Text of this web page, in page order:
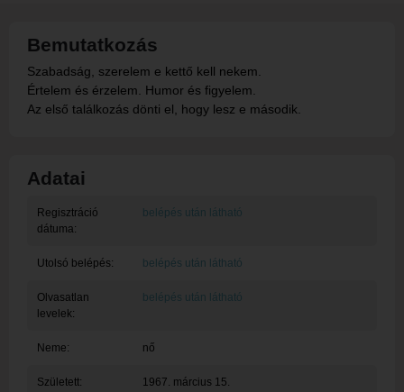
Bemutatkozás
Szabadság, szerelem e kettő kell nekem.
Értelem és érzelem. Humor és figyelem.
Az első találkozás dönti el, hogy lesz e második.
Adatai
Regisztráció
dátuma:
belépés után látható
Utolsó belépés: belépés után látható
Olvasatlan
levelek:
belépés után látható
Neme: nő
Született: 1967. március 15.